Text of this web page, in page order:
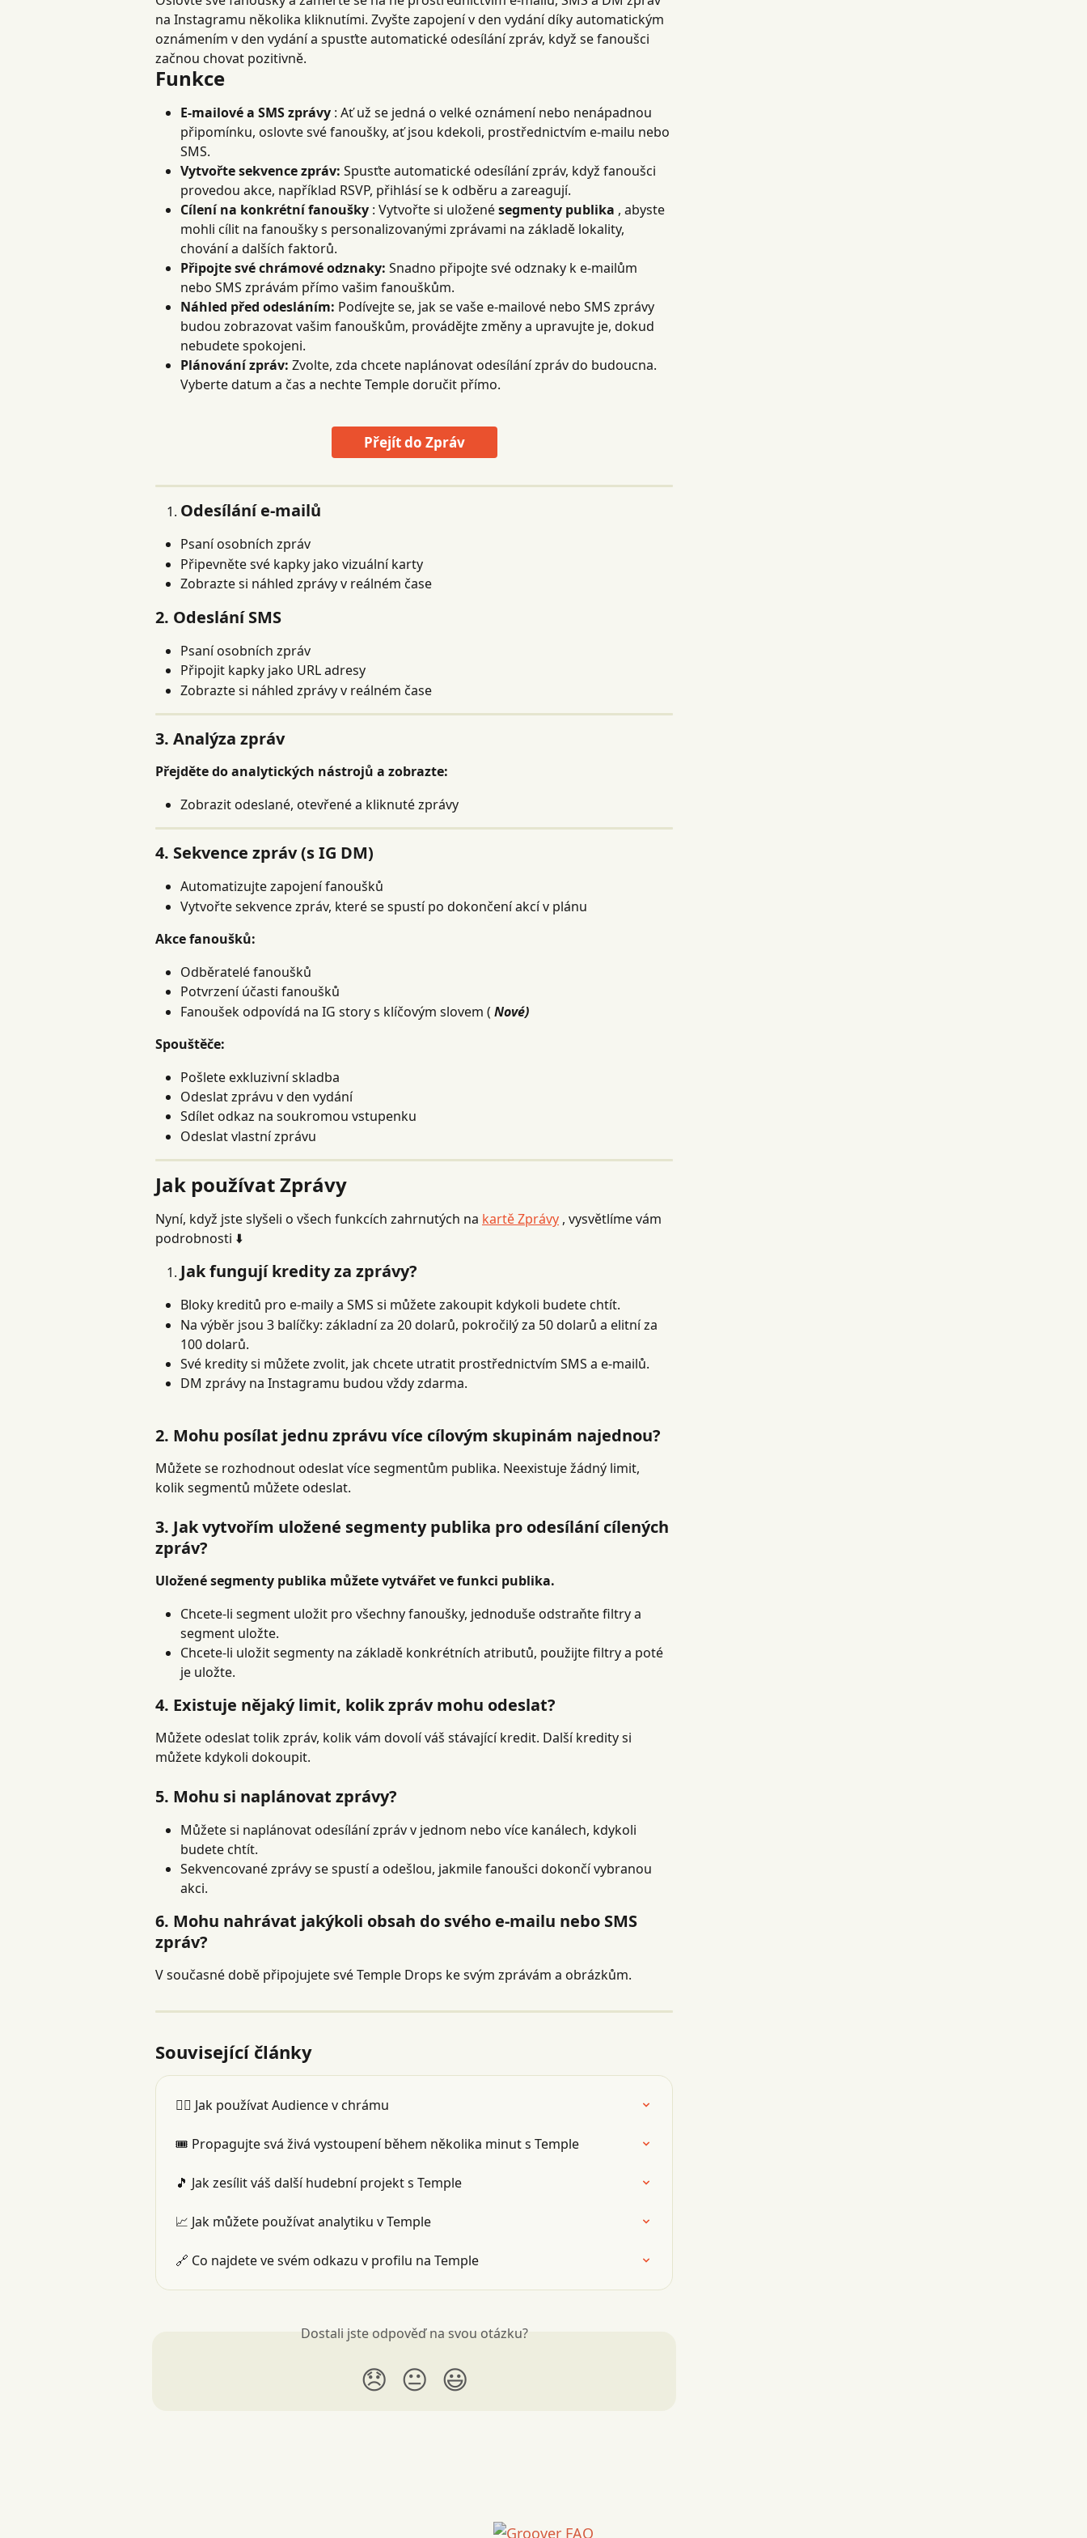
na Instagramu několika kliknutími. Zvyšte zapojení v den vydání díky automatickým
oznámením v den vydání a spusťte automatické odesílání zpráv, když se fanoušci
začnou chovat pozitivně.
Funkce
E-mailové a SMS zprávy : Ať už se jedná o velké oznámení nebo nenápadnou
připomínku, oslovte své fanoušky, ať jsou kdekoli, prostřednictvím e-mailu nebo
SMS.
Vytvořte sekvence zpráv: Spusťte automatické odesílání zpráv, když fanoušci
provedou akce, například RSVP, přihlásí se k odběru a zareagují.
Cílení na konkrétní fanoušky : Vytvořte si uložené segmenty publika , abyste
mohli cílit na fanoušky s personalizovanými zprávami na základě lokality,
chování a dalších faktorů.
Připojte své chrámové odznaky: Snadno připojte své odznaky k e-mailům
nebo SMS zprávám přímo vašim fanouškům.
Náhled před odesláním: Podívejte se, jak se vaše e-mailové nebo SMS zprávy
budou zobrazovat vašim fanouškům, provádějte změny a upravujte je, dokud
nebudete spokojeni.
Plánování zpráv: Zvolte, zda chcete naplánovat odesílání zpráv do budoucna.
Vyberte datum a čas a nechte Temple doručit přímo.
Přejít do Zpráv
Odesílání e-mailů
Psaní osobních zpráv
Připevněte své kapky jako vizuální karty
Zobrazte si náhled zprávy v reálném čase
2. Odeslání SMS
Psaní osobních zpráv
Připojit kapky jako URL adresy
Zobrazte si náhled zprávy v reálném čase
3. Analýza zpráv
Přejděte do analytických nástrojů a zobrazte:
Zobrazit odeslané, otevřené a kliknuté zprávy
4. Sekvence zpráv (s IG DM)
Automatizujte zapojení fanoušků
Vytvořte sekvence zpráv, které se spustí po dokončení akcí v plánu
Akce fanoušků:
Odběratelé fanoušků
Potvrzení účasti fanoušků
Fanoušek odpovídá na IG story s klíčovým slovem ( Nové)
Spouštěče:
Pošlete exkluzivní skladba
Odeslat zprávu v den vydání
Sdílet odkaz na soukromou vstupenku
Odeslat vlastní zprávu
Jak používat Zprávy
Nyní, když jste slyšeli o všech funkcích zahrnutých na kartě Zprávy , vysvětlíme vám
podrobnosti ⬇️
Jak fungují kredity za zprávy?
Bloky kreditů pro e-maily a SMS si můžete zakoupit kdykoli budete chtít.
Na výběr jsou 3 balíčky: základní za 20 dolarů, pokročilý za 50 dolarů a elitní za
100 dolarů.
Své kredity si můžete zvolit, jak chcete utratit prostřednictvím SMS a e-mailů.
DM zprávy na Instagramu budou vždy zdarma.
2. Mohu posílat jednu zprávu více cílovým skupinám najednou?
Můžete se rozhodnout odeslat více segmentům publika. Neexistuje žádný limit,
kolik segmentů můžete odeslat.
3. Jak vytvořím uložené segmenty publika pro odesílání cílených
zpráv?
Uložené segmenty publika můžete vytvářet ve funkci publika.
Chcete-li segment uložit pro všechny fanoušky, jednoduše odstraňte filtry a
segment uložte.
Chcete-li uložit segmenty na základě konkrétních atributů, použijte filtry a poté
je uložte.
4. Existuje nějaký limit, kolik zpráv mohu odeslat?
Můžete odeslat tolik zpráv, kolik vám dovolí váš stávající kredit. Další kredity si
můžete kdykoli dokoupit.
5. Mohu si naplánovat zprávy?
Můžete si naplánovat odesílání zpráv v jednom nebo více kanálech, kdykoli
budete chtít.
Sekvencované zprávy se spustí a odešlou, jakmile fanoušci dokončí vybranou
akci.
6. Mohu nahrávat jakýkoli obsah do svého e-mailu nebo SMS
zpráv?
V současné době připojujete své Temple Drops ke svým zprávám a obrázkům.
Související články
👯‍♂️ Jak používat Audience v chrámu
🎟 Propagujte svá živá vystoupení během několika minut s Temple
🎵 Jak zesílit váš další hudební projekt s Temple
📈 Jak můžete používat analytiku v Temple
🔗 Co najdete ve svém odkazu v profilu na Temple
Dostali jste odpověď na svou otázku?
😞 😐 😃